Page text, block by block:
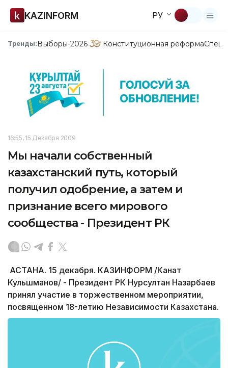
KAZINFORM РУ
Тренды:Выборы-2026 Конституционная реформа
16:55, 15 Декабря 2009
Мы начали собственный
казахстанский путь, который
получил одобрение, а затем и
признание всего мирового
сообщества - Президент РК
АСТАНА. 15 декабря. КАЗИНФОРМ /Канат
Кульшманов/ - Президент РК Нурсултан Назарбаев
принял участие в торжественном мероприятии,
посвященном 18-летию Независимости Казахстана.